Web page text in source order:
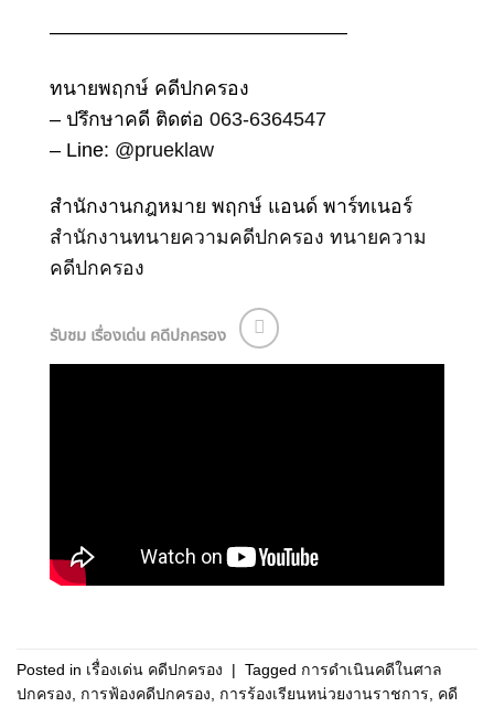
———————————————
ทนายพฤกษ์ คดีปกครอง
– ปรึกษาคดี ติดต่อ 063-6364547
– Line: @prueklaw
สำนักงานกฎหมาย พฤกษ์ แอนด์ พาร์ทเนอร์
สำนักงานทนายความคดีปกครอง ทนายความ
คดีปกครอง
รับชม เรื่องเด่น คดีปกครอง
Posted in เรื่องเด่น คดีปกครอง | Tagged การดำเนินคดีในศาล
ปกครอง
การฟ้องคดีปกครอง การร้องเรียนหน่วยงานราชการ
คดี